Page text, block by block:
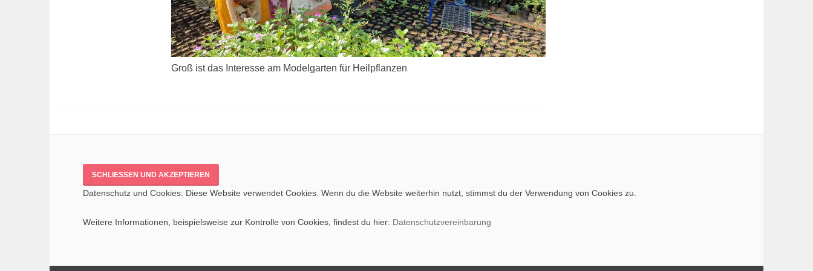
Groß ist das Inter­es­se am Model­gar­ten für Heilpflanzen
Datenschutz und Cookies: Diese Website verwendet Cookies. Wenn du die Website weiterhin nutzt, stimmst du der Verwendung von Cookies zu.
Weitere Informationen, beispielsweise zur Kontrolle von Cookies, findest du hier: Datenschutzvereinbarung